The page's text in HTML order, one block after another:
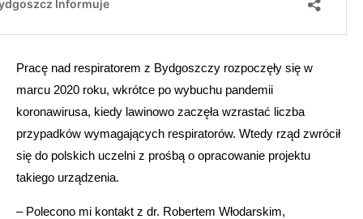
Pracę nad respiratorem z Bydgoszczy rozpoczęły się w
marcu 2020 roku, wkrótce po wybuchu pandemii
koronawirusa, kiedy lawinowo zaczęła wzrastać liczba
przypadków wymagających respiratorów. Wtedy rząd zwrócił
się do polskich uczelni z prośbą o opracowanie projektu
takiego urządzenia.
– Polecono mi kontakt z dr. Robertem Włodarskim,